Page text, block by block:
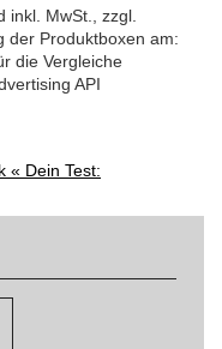
inkl. MwSt., zzgl.
der Produktboxen am:
die Vergleiche
API
« Dein Test: